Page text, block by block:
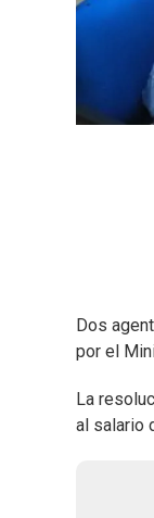
Dos
por el
La
al salario